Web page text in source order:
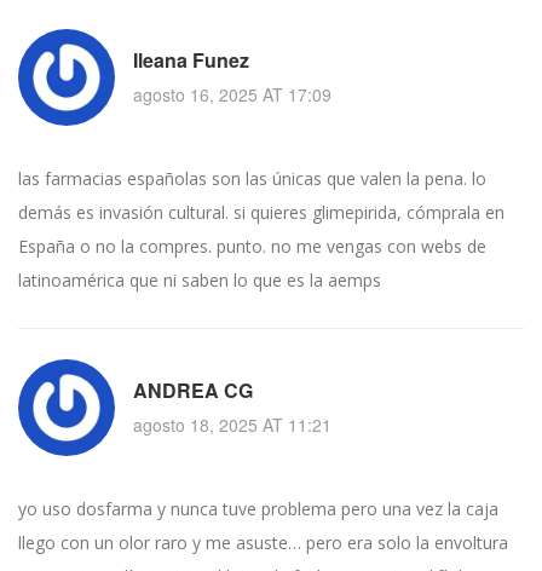
Ileana Funez
agosto 16, 2025 AT 17:09
las farmacias españolas son las únicas que valen la pena. lo
demás es invasión cultural. si quieres glimepirida, cómprala en
España o no la compres. punto. no me vengas con webs de
latinoamérica que ni saben lo que es la aemps
ANDREA CG
agosto 18, 2025 AT 11:21
yo uso dosfarma y nunca tuve problema pero una vez la caja
llego con un olor raro y me asuste… pero era solo la envoltura